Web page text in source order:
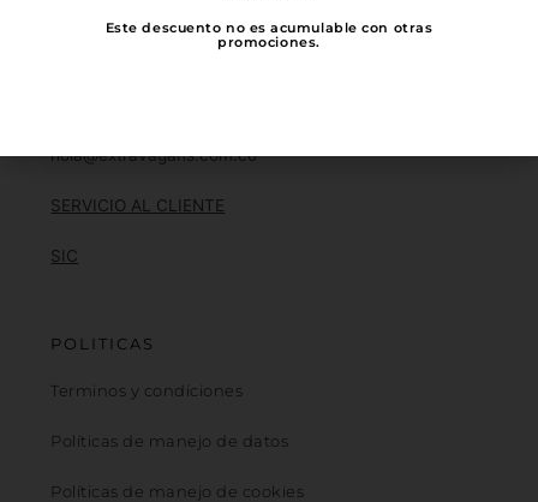
hola@extravagans.com.co
SERVICIO AL CLIENTE
SIC
POLITICAS
Terminos y condiciones
Políticas de manejo de datos
Políticas de manejo de cookies
Este descuento no es acumulable con otras
promociones.